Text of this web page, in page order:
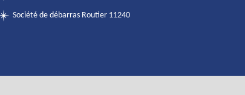
Société de débarras Routier 11240